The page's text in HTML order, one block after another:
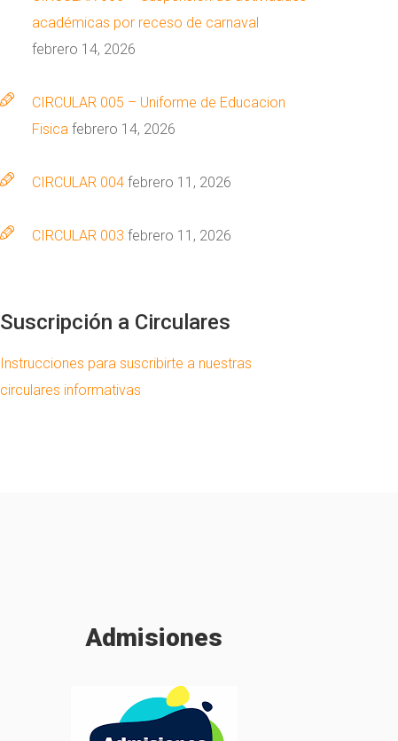
académicas por receso de carnaval
febrero 14, 2026
CIRCULAR 005 – Uniforme de Educacion
Fisica febrero 14, 2026
CIRCULAR 004 febrero 11, 2026
CIRCULAR 003 febrero 11, 2026
Suscripción a Circulares
Instrucciones para suscribirte a nuestras
circulares informativas
Admisiones